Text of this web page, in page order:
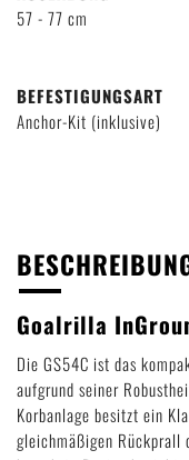
57 - 77 cm
BEFESTIGUNGSART
Anchor-Kit (inklusive)
Goalrilla
Die GS54C ist das
aufgrund seiner
Korbanlage besitzt ein
gleichmäßigen Rückprall